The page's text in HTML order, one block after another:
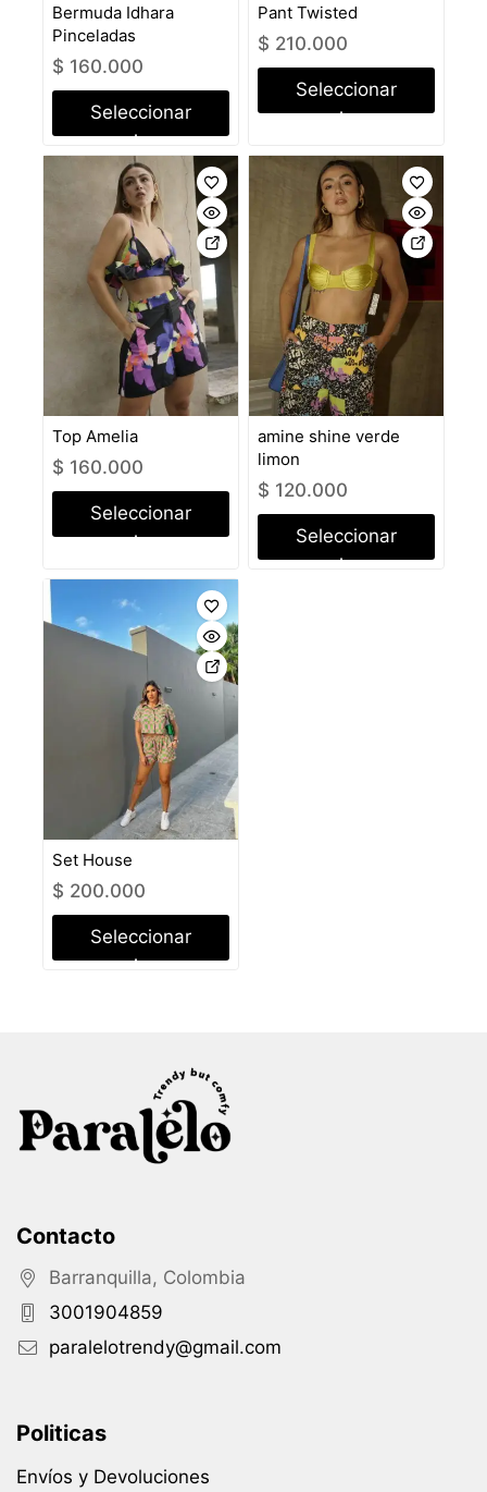
Bermuda Idhara
Pinceladas
$ 160.000
Seleccionar
opciones
Pant Twisted
$ 210.000
Seleccionar
opciones
Top Amelia
$ 160.000
Seleccionar
opciones
amine shine verde
limon
$ 120.000
Seleccionar
opciones
Set House
$ 200.000
Seleccionar
opciones
Contacto
Barranquilla, Colombia
3001904859
paralelotrendy@gmail.com
Politicas
Envíos y Devoluciones